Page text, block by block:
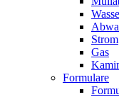
Strom
Gas
Formulare